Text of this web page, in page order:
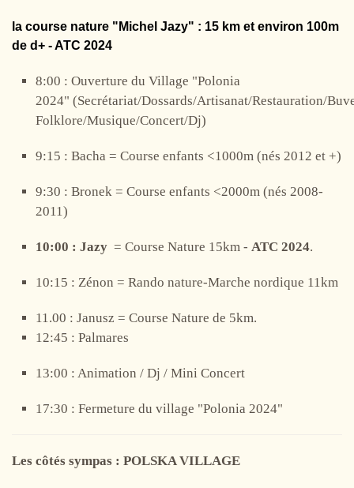
la course nature "Michel Jazy" : 15 km et environ 100m
de d+ - ATC 2024
8:00 : Ouverture du Village "Polonia
2024" (Secrétariat/Dossards/Artisanat/Restauration/
Folklore/Musique/Concert/Dj)
9:15 : Bacha = Course enfants <1000m (nés 2012 et +)
9:30 : Bronek = Course enfants <2000m (nés 2008-
2011)
10:00 : Jazy = Course Nature 15km - ATC 2024.
10:15 : Zénon = Rando nature-Marche nordique 11km
11.00 : Janusz = Course Nature de 5km.
12:45 : Palmares
13:00 : Animation / Dj / Mini Concert
17:30 : Fermeture du village "Polonia 2024"
Les côtés sympas : POLSKA VILLAGE